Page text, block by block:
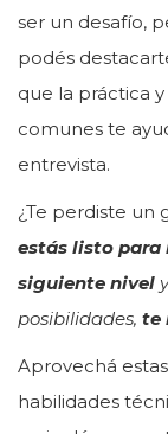
ser un desafío,
podés
que la práctica
comunes te
entrevista.
¿Te perdiste un
estás listo para
siguiente nivel
posibilidades, te
Aprovechá
habilidades